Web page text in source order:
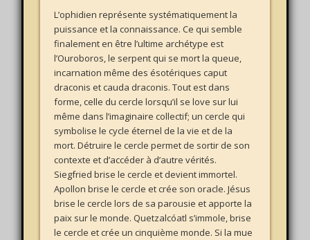
L’ophidien représente systématiquement la
puissance et la connaissance. Ce qui semble
finalement en être l’ultime archétype est
l’Ouroboros, le serpent qui se mort la queue,
incarnation même des ésotériques caput
draconis et cauda draconis. Tout est dans
forme, celle du cercle lorsqu’il se love sur lui
même dans l’imaginaire collectif; un cercle qui
symbolise le cycle éternel de la vie et de la
mort. Détruire le cercle permet de sortir de son
contexte et d’accéder à d’autre vérités.
Siegfried brise le cercle et devient immortel.
Apollon brise le cercle et crée son oracle. Jésus
brise le cercle lors de sa parousie et apporte la
paix sur le monde. Quetzalcóatl s’immole, brise
le cercle et crée un cinquième monde. Si la mue